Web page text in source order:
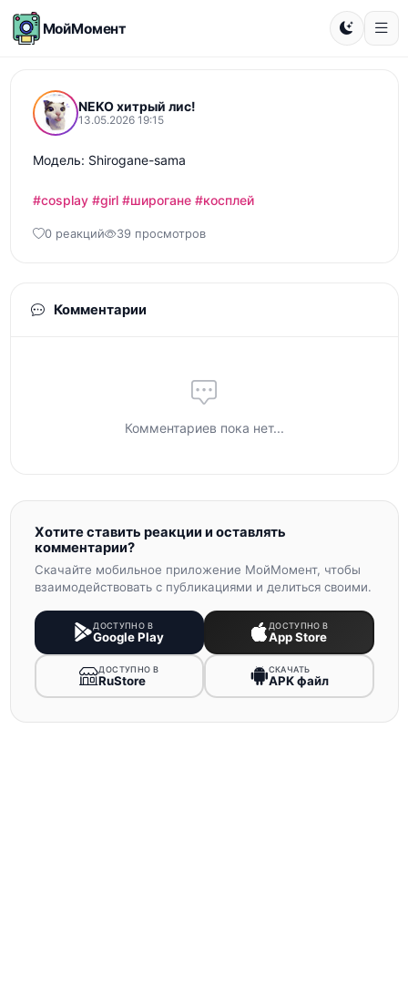
МойМомент
NEKO хитрый лис!
13.05.2026 19:15
Модель: Shirogane-sama
#cosplay #girl #широгане #косплей
0 реакций 39 просмотров
Комментарии
Комментариев пока нет...
Хотите ставить реакции и оставлять
комментарии?
Скачайте мобильное приложение МойМомент, чтобы
взаимодействовать с публикациями и делиться своими.
ДОСТУПНО В
Google Play
ДОСТУПНО В
App Store
ДОСТУПНО В
RuStore
СКАЧАТЬ
APK файл